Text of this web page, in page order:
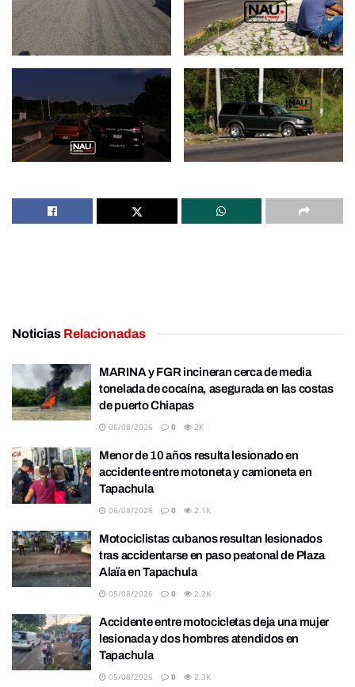
Noticias Relacionadas
MARINA y FGR incineran cerca de media
tonelada de cocaína, asegurada en las costas
de puerto Chiapas
06/08/2026 0 2K
Menor de 10 años resulta lesionado en
accidente entre motoneta y camioneta en
Tapachula
06/08/2026 0 2.1K
Motociclistas cubanos resultan lesionados
tras accidentarse en paso peatonal de Plaza
Alaïa en Tapachula
05/08/2026 0 2.2K
Accidente entre motocicletas deja una mujer
lesionada y dos hombres atendidos en
Tapachula
05/08/2026 0 2.3K